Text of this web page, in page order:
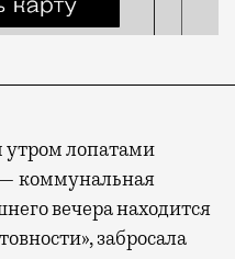
лопатами
коммунальная
вечера находится
забросала